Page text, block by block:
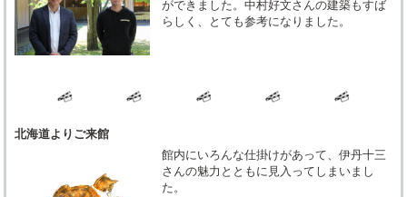
ができました。中村好文さんの建築もすば
らしく、とても参考になりました。
北海道よりご来館
館内にいろんな仕掛けがあって、伊丹十三
さんの魅力とともに見入ってしまいまし
た。